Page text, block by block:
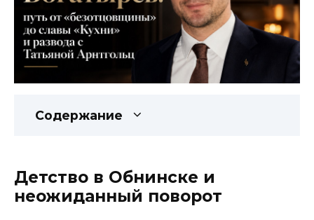
Содержание
Детство в Обнинске и
неожиданный поворот